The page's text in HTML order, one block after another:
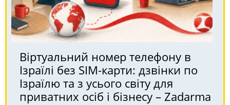
Віртуальний номер телефону в
Ізраїлі без SIM-карти: дзвінки по
Ізраїлю та з усього світу для
приватних осіб і бізнесу – Zadarma